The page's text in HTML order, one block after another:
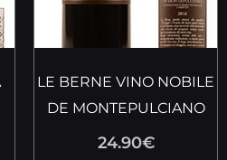
LE BERNE VINO NOBILE
DE MONTEPULCIANO
24.90€